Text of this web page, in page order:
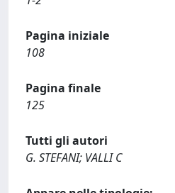
Pagina iniziale
108
Pagina finale
125
Tutti gli autori
G. STEFANI; VALLI C